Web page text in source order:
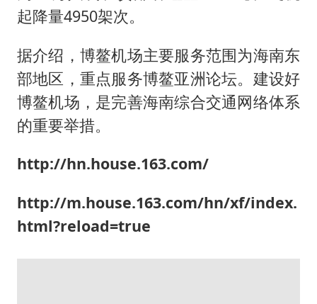
起降量4950架次。
据介绍，博鳌机场主要服务范围为海南东
部地区，重点服务博鳌亚洲论坛。建设好
博鳌机场，是完善海南综合交通网络体系
的重要举措。
http://hn.house.163.com/
http://m.house.163.com/hn/xf/index.
html?reload=true